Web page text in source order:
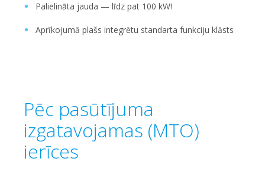
Palielināta jauda — līdz pat 100 kW!
Aprīkojumā plašs integrētu standarta funkciju klāsts
Pēc pasūtījuma
izgatavojamas (MTO)
ierīces